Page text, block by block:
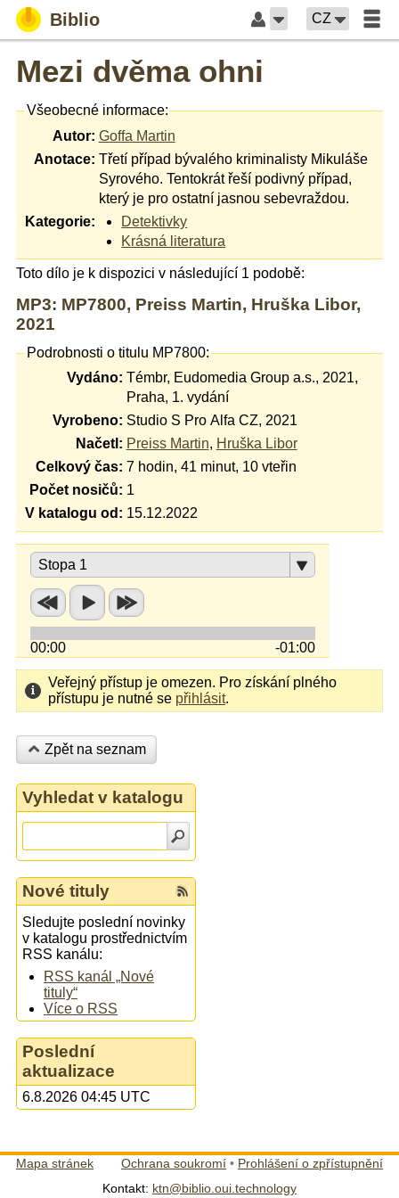
Biblio CZ
Mezi dvěma ohni
Všeobecné informace:
Autor: Goffa Martin
Anotace: Třetí případ bývalého kriminalisty Mikuláše
Syrového. Tentokrát řeší podivný případ,
který je pro ostatní jasnou sebevraždou.
Kategorie:
Detektivky
Krásná literatura
Toto dílo je k dispozici v následující 1 podobě:
MP3: MP7800, Preiss Martin, Hruška Libor,
2021
Podrobnosti o titulu MP7800:
Vydáno: Témbr, Eudomedia Group a.s., 2021,
Praha, 1. vydání
Vyrobeno: Studio S Pro Alfa CZ, 2021
Načetl: Preiss Martin, Hruška Libor
Celkový čas: 7 hodin, 41 minut, 10 vteřin
Počet nosičů: 1
V katalogu od: 15.12.2022
Stopa 1
00:00 -01:00
Veřejný přístup je omezen. Pro získání plného
přístupu je nutné se přihlásit.
Zpět na seznam
Vyhledat v katalogu
Nové tituly
Sledujte poslední novinky
v katalogu prostřednictvím
RSS kanálu:
RSS kanál „Nové
tituly“
Více o RSS
Poslední
aktualizace
6.8.2026 04:45 UTC
Mapa stránek Ochrana soukromí • Prohlášení o zpřístupnění
Kontakt: ktn@biblio.oui.technology